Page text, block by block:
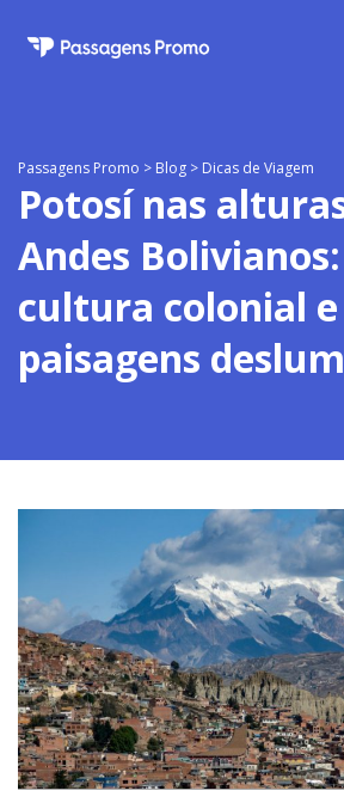
Passagens Promo > Blog > Dicas de Viagem
Potosí nas
Andes
cultura colonial e
paisagens